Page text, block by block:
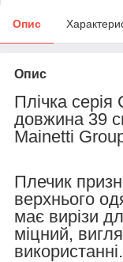
Опис
Опис
Плічка серія
довжина 39
Mainetti
Плечик
верхнього
має вирізи
міцний,
використанні.